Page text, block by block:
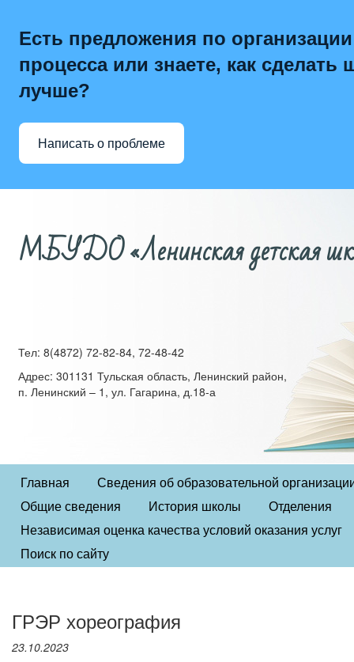
Есть предложения по
процесса или знаете, как сделать
лучше?
Написать о проблеме
МБУДО «Ленинская детская
Тел: 8(4872) 72-82-84, 72-48-42
Адрес: 301131 Тульская область, Ленинский район,
п. Ленинский – 1, ул. Гагарина, д.18-а
Главная
Сведения об образовательной
Общие сведения
История школы
Отделения
Независимая оценка качества условий оказания услуг
Поиск по сайту
ГРЭР хореография
23.10.2023